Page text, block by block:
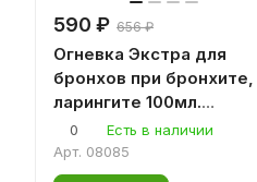
590 ₽ 656 ₽
Огневка Экстра для
бронхов при бронхите,
ларингите 100мл.
восковая моль настойка
пчелиной огневки
0
Есть в наличии
Арт. 08085